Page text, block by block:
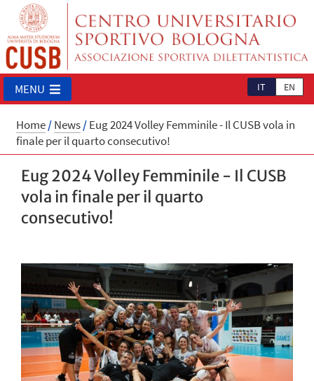
IT EN
MENU
Home/News/Eug 2024 Volley Femminile - Il CUSB vola in
finale per il quarto consecutivo!
Eug 2024 Volley Femminile - Il CUSB
vola in finale per il quarto
consecutivo!